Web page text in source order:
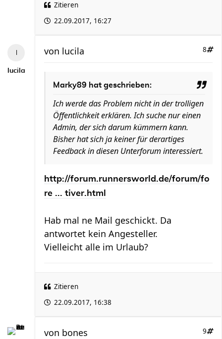
Zitieren
22.09.2017, 16:27
lucila
8
von lucila
Marky89 hat geschrieben:
Ich werde das Problem nicht in der trolligen
Öffentlichkeit erklären. Ich suche nur einen
Admin, der sich darum kümmern kann.
Bisher hat sich ja keiner für derartiges
Feedback in diesen Unterforum interessiert.
http://forum.runnersworld.de/forum/fo
re ... tiver.html
Hab mal ne Mail geschickt. Da
antwortet kein Angesteller.
Vielleicht alle im Urlaub?
Zitieren
22.09.2017, 16:38
9
von bones